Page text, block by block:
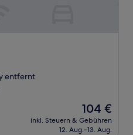
entfernt
Der
Preis
beträgt
104 €
inkl. Steuern & Gebühren
12. Aug.–13. Aug.